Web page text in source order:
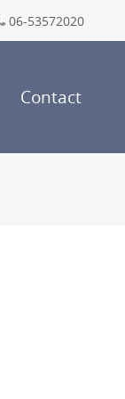
06-53572020
Contact